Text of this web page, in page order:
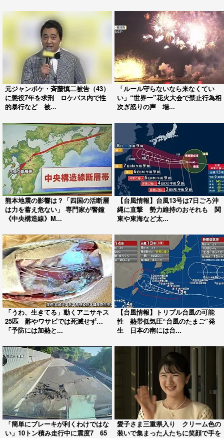
元ジャンポケ・斉藤慎二被告（43）
に懲役7年を求刑 ロケバス内で性
的暴行など 被...
「ルール守らないなら来なくてい
い」“世界一”花火大会で禁止行為相
次ぎ怒りの声 場...
熊本地震の影響は？「四国の活断層
は力を蓄え危ない」 専門家が警鐘
《中央構造線》M...
【台風情報】台風13号は7日ごろ沖
縄に直撃 勢力維持のおそれも 関
東や東海など太...
「うわ、生きてる」動くアニサキス
25匹 酢やワサビでは死滅せず…
「予防には加熱と...
【台風情報】トリプル台風の可能
性 熱帯低気圧“台風のたまご”発
生 日本の南には台...
「簡単にブレーキが利くわけではな
い」10トン積み走行中に震度7 65
愛子さま三重県入り クリーム色の
装いで集まった人たちに笑顔で手を